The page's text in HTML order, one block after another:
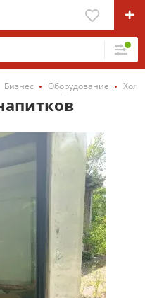
Бизнес Оборудование